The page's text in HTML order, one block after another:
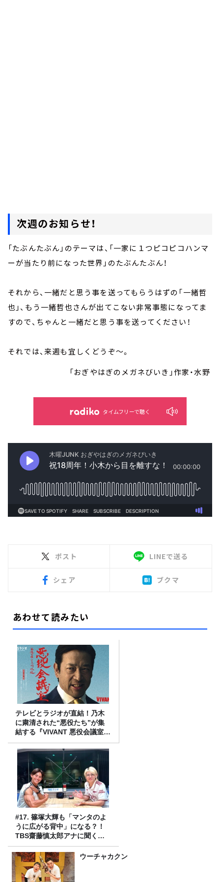
次週のお知らせ！
「たぶんたぶん」のテーマは、「一家に１つピコピコハンマ
ーが当たり前になった世界」のたぶんたぶん！
それから、一緒だと思う事を送ってもらうはずの「一緒哲
也」、もう一緒哲也さんが出てこない非常事態になってま
すので、ちゃんと一緒だと思う事を送ってください！
それでは、来週も宜しくどうぞ～。
「おぎやはぎのメガネびいき」作家・水野
タイムフリーで聴く
ポスト LINEで送る
シェア ブクマ
あわせて読みたい
テレビとラジオが直結！乃木
に粛清された“悪役たち”が集
結する『VIVANT 悪役会議室』
7/26(日)23時スタート！
#17. 篠塚大輝も「マンタのよ
うに広がる背中」になる？！
TBS齋藤慎太郎アナに聞くメ
ンズフィジークの魅力！！
ウーチャカクン